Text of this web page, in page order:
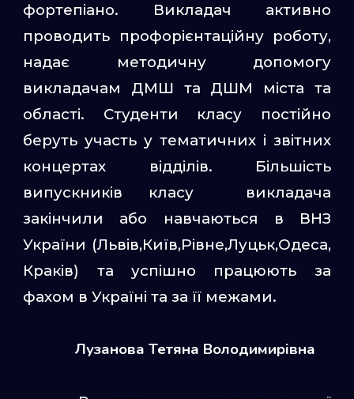
фортепіано. Викладач активно
проводить профорієнтаційну роботу,
надає методичну допомогу
викладачам ДМШ та ДШМ міста та
області. Студенти класу постійно
беруть участь у тематичних і звітних
концертах відділів. Більшість
випускників класу викладача
закінчили або навчаються в ВНЗ
України (Львів,Київ,Рівне,Луцьк,Одеса,
Краків) та успішно працюють за
фахом в Україні та за її межами.
Лузанова Тетяна Володимирівна